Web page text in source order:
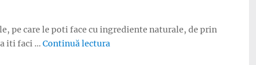
pe care le poti face cu ingrediente naturale, de prin
iti faci … Continuă lectura